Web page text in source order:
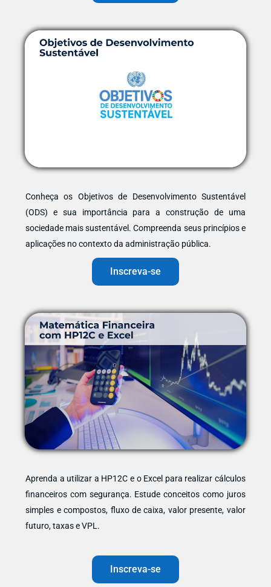
Conheça os Objetivos de Desenvolvimento Sustentável
(ODS) e sua importância para a construção de uma
sociedade mais sustentável. Compreenda seus princípios e
aplicações no contexto da administração pública.
Inscreva-se
Aprenda a utilizar a HP12C e o Excel para realizar cálculos
financeiros com segurança. Estude conceitos como juros
simples e compostos, fluxo de caixa, valor presente, valor
futuro, taxas e VPL.
Inscreva-se